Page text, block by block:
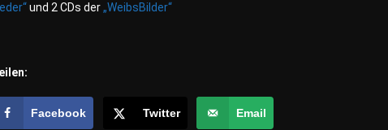
und 2 CDs der„WeibsBilder“
Facebook Twitter Email